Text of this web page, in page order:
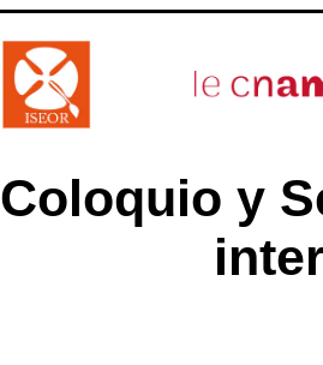
Coloquio y